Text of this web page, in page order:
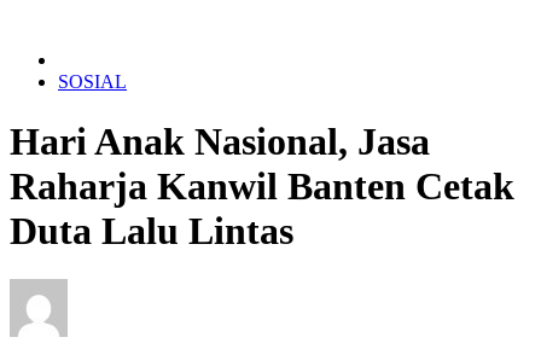
SOSIAL
Hari Anak Nasional, Jasa
Raharja Kanwil Banten Cetak
Duta Lalu Lintas